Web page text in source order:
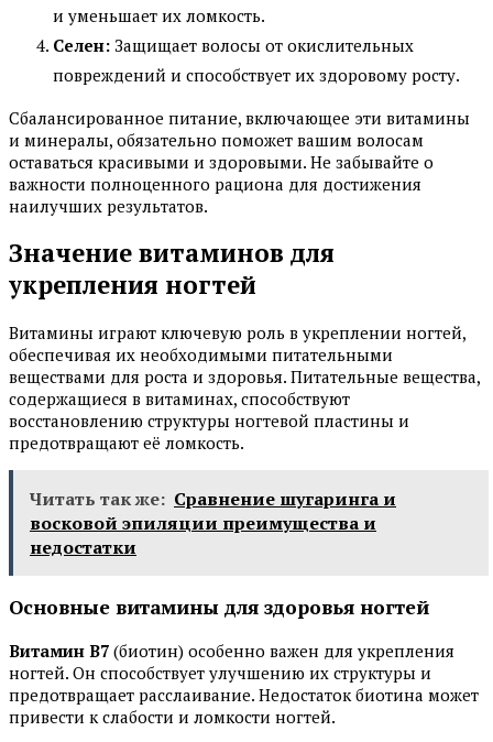
и уменьшает их ломкость.
Селен: Защищает волосы от окислительных
повреждений и способствует их здоровому росту.
Сбалансированное питание, включающее эти витамины
и минералы, обязательно поможет вашим волосам
оставаться красивыми и здоровыми. Не забывайте о
важности полноценного рациона для достижения
наилучших результатов.
Значение витаминов для
укрепления ногтей
Витамины играют ключевую роль в укреплении ногтей,
обеспечивая их необходимыми питательными
веществами для роста и здоровья. Питательные вещества,
содержащиеся в витаминах, способствуют
восстановлению структуры ногтевой пластины и
предотвращают её ломкость.
Читать так же: Сравнение шугаринга и
восковой эпиляции преимущества и
недостатки
Основные витамины для здоровья ногтей
Витамин B7 (биотин) особенно важен для укрепления
ногтей. Он способствует улучшению их структуры и
предотвращает расслаивание. Недостаток биотина может
привести к слабости и ломкости ногтей.